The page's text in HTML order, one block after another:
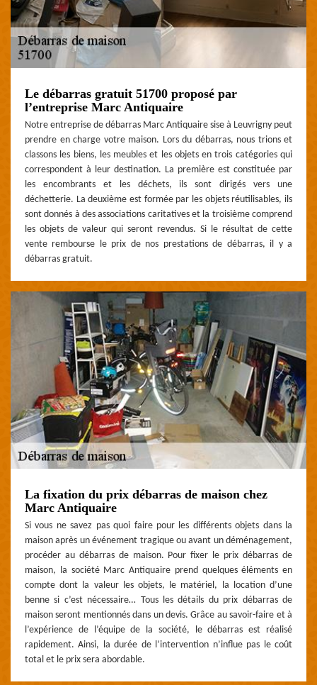
Le débarras gratuit 51700 proposé par
l’entreprise Marc Antiquaire
Notre entreprise de débarras Marc Antiquaire sise à Leuvrigny peut
prendre en charge votre maison. Lors du débarras, nous trions et
classons les biens, les meubles et les objets en trois catégories qui
correspondent à leur destination. La première est constituée par
les encombrants et les déchets, ils sont dirigés vers une
déchetterie. La deuxième est formée par les objets réutilisables, ils
sont donnés à des associations caritatives et la troisième comprend
les objets de valeur qui seront revendus. Si le résultat de cette
vente rembourse le prix de nos prestations de débarras, il y a
débarras gratuit.
La fixation du prix débarras de maison chez
Marc Antiquaire
Si vous ne savez pas quoi faire pour les différents objets dans la
maison après un événement tragique ou avant un déménagement,
procéder au débarras de maison. Pour fixer le prix débarras de
maison, la société Marc Antiquaire prend quelques éléments en
compte dont la valeur les objets, le matériel, la location d’une
benne si c’est nécessaire… Tous les détails du prix débarras de
maison seront mentionnés dans un devis. Grâce au savoir-faire et à
l’expérience de l’équipe de la société, le débarras est réalisé
rapidement. Ainsi, la durée de l’intervention n’influe pas le coût
total et le prix sera abordable.